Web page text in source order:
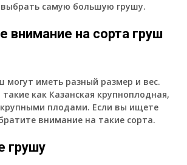
самую большую грушу.
внимание на сорта груш
могут иметь разный размер и вес.
как Казанская крупноплодная,
плодами. Если вы ищете
внимание на такие сорта.
грушу